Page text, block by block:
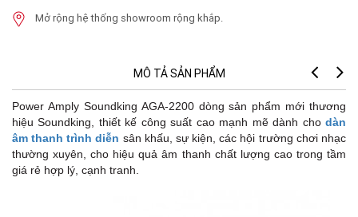
Mở rộng hệ thống showroom rộng khắp.
MÔ TẢ SẢN PHẨM
Power Amply Soundking AGA-2200 dòng sản phẩm mới thương
hiệu Soundking, thiết kế công suất cao mạnh mẽ dành cho dàn
âm thanh trình diễn sân khấu, sự kiện, các hội trường chơi nhạc
thường xuyên, cho hiệu quả âm thanh chất lượng cao trong tầm
giá rẻ hợp lý, cạnh tranh.